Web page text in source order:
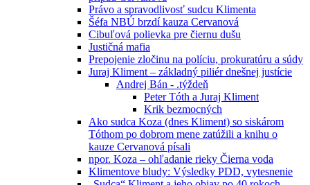
Právo a spravodlivosť sudcu Klimenta
Šéfa NBÚ brzdí kauza Cervanová
Cibuľová polievka pre čiernu dušu
Justičná mafia
Prepojenie zločinu na políciu, prokuratúru a súdy
Juraj Kliment – základný piliér dnešnej justície
Andrej Bán - .týždeň
Peter Tóth a Juraj Kliment
Krik bezmocných
Ako sudca Koza (dnes Kliment) so siskárom
Tóthom po dobrom mene zatúžili a knihu o
kauze Cervanová písali
npor. Koza – ohľadanie rieky Čierna voda
Klimentove bludy: Výsledky PDD, vytesnenie